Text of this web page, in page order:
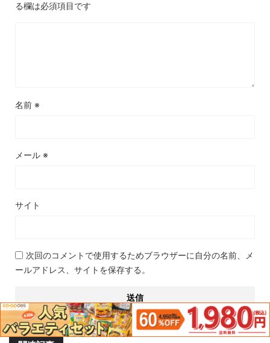
る欄は必須項目です
名前 ※
メール ※
サイト
次回のコメントで使用するためブラウザーに自分の名前、メ
ールアドレス、サイトを保存する。